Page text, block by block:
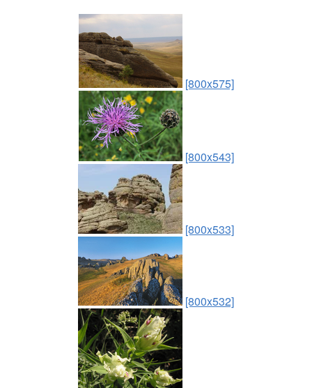
[800x575]
[800x543]
[800x533]
[800x532]